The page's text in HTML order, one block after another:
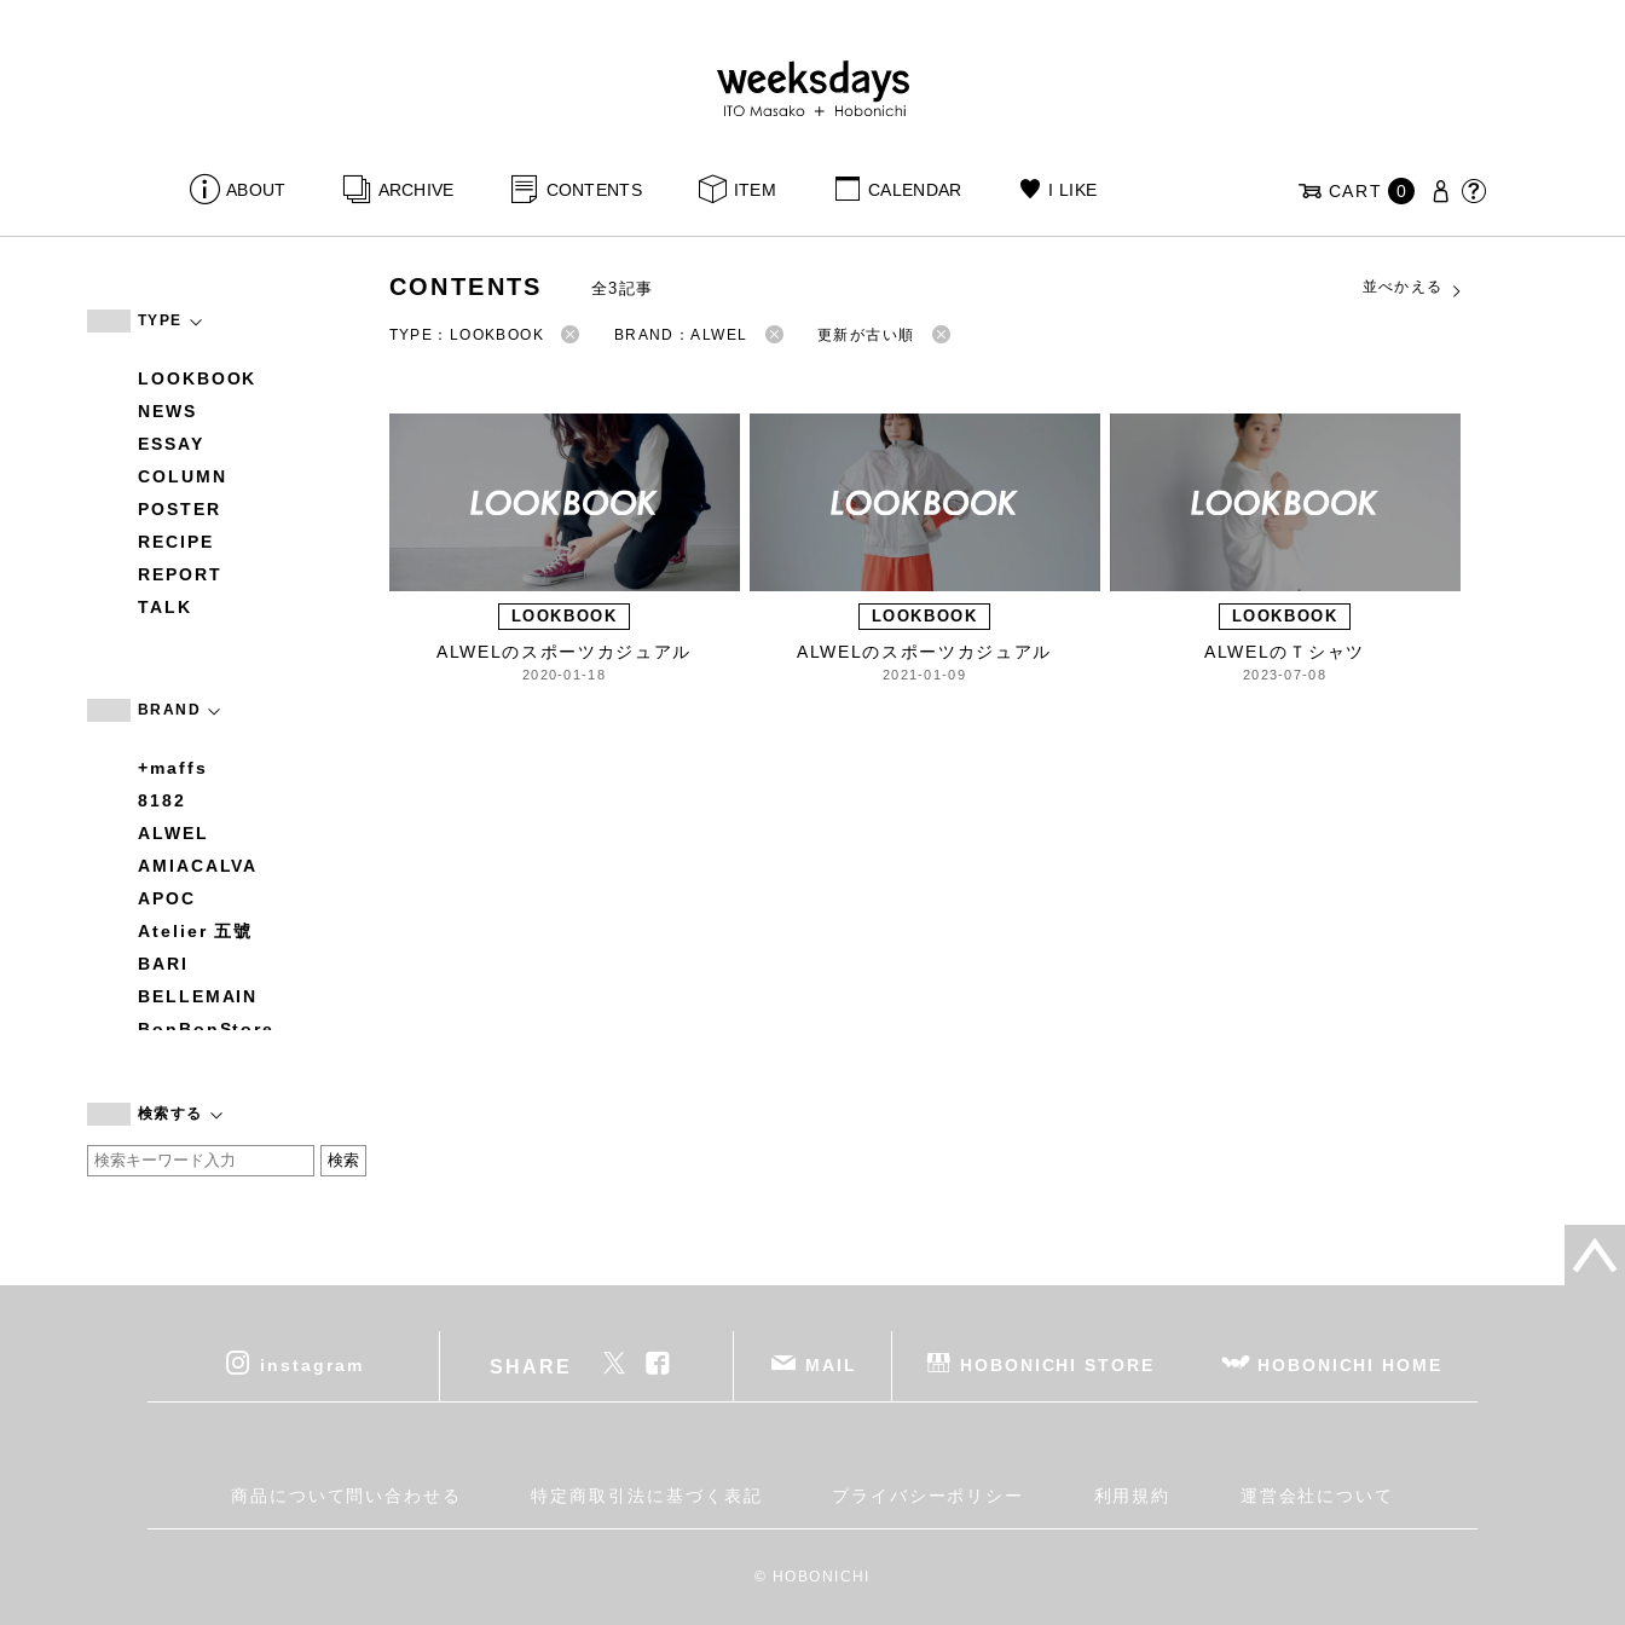
ABOUT ARCHIVE CONTENTS ITEM CALENDAR I LIKE CART 0
TYPE
LOOKBOOK
NEWS
ESSAY
COLUMN
POSTER
RECIPE
REPORT
TALK
BRAND
+maffs
8182
ALWEL
AMIACALVA
APOC
Atelier 五號
BARI
BELLEMAIN
BonBonStore
by basics
CATWORTH
cohan
DEAN & DELUCA
Fatima Morocco
検索する
CONTENTS 全3記事 並べかえる
TYPE：LOOKBOOK BRAND：ALWEL 更新が古い順
LOOKBOOK
ALWELのスポーツカジュアル
2020-01-18
LOOKBOOK
ALWELのスポーツカジュアル
2021-01-09
LOOKBOOK
ALWELのＴシャツ
2023-07-08
instagram SHARE MAIL HOBONICHI STORE HOBONICHI HOME
商品について問い合わせる 特定商取引法に基づく表記 プライバシーポリシー 利用規約 運営会社について
© HOBONICHI